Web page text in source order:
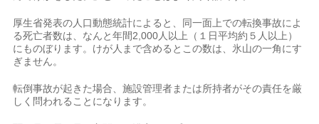
厚生省発表の人口動態統計によると、同一面上での転換事故によ
る死亡者数は、なんと年間2,000人以上（１日平均約５人以上）
にものぼります。けが人まで含めるとこの数は、氷山の一角にす
ぎません。
転倒事故が起きた場合、施設管理者または所持者がその責任を厳
しく問われることになります。